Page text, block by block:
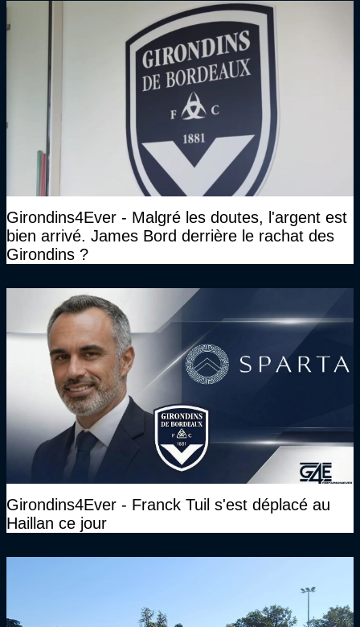
Girondins4Ever - Malgré les doutes, l'argent est
bien arrivé. James Bord derrière le rachat des
Girondins ?
Girondins4Ever - Franck Tuil s'est déplacé au
Haillan ce jour